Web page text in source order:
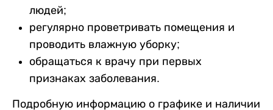
людей;
регулярно проветривать помещения и
проводить влажную уборку;
обращаться к врачу при первых
признаках заболевания.
Подробную информацию о графике и наличии